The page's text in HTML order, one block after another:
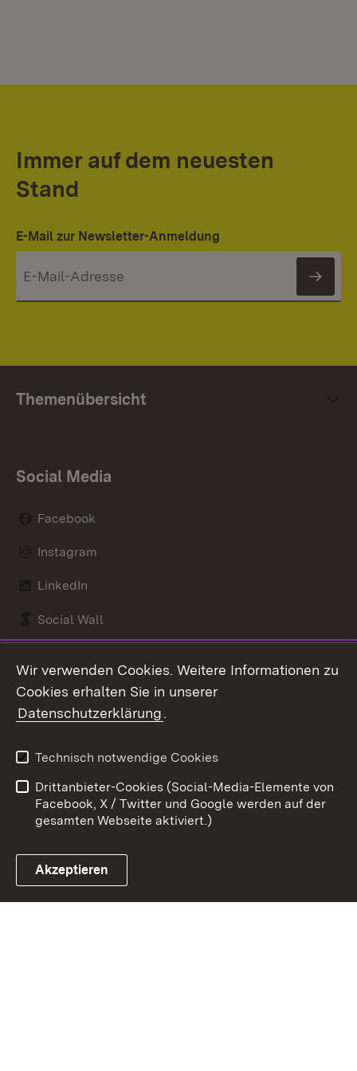
Immer auf dem neuesten
Stand
E-Mail zur Newsletter-Anmeldung
Themenübersicht
Social Media
Facebook
Instagram
LinkedIn
Social Wall
Link zum Landesportal
Kontakt
Barrierefreiheit
Impressum
Cookies
Wir verwenden Cookies. Weitere Informationen zu
Cookies erhalten Sie in unserer
Datenschutzerklärung.
Technisch notwendige Cookies
Drittanbieter-Cookies (Social-Media-Elemente von
Facebook, X / Twitter und Google werden auf der
gesamten Webseite aktiviert.)
Akzeptieren